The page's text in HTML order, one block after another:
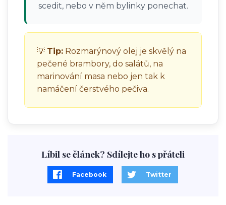
scedit, nebo v něm bylinky ponechat.
💡 Tip: Rozmarýnový olej je skvělý na
pečené brambory, do salátů, na
marinování masa nebo jen tak k
namáčení čerstvého pečiva.
Líbil se článek? Sdílejte ho s přáteli
Facebook Twitter